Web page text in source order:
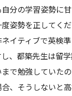
分の学習姿勢に
姿勢を正してくだ
イティブで英検
、都築先生は留
で勉強していた
、そうしないと